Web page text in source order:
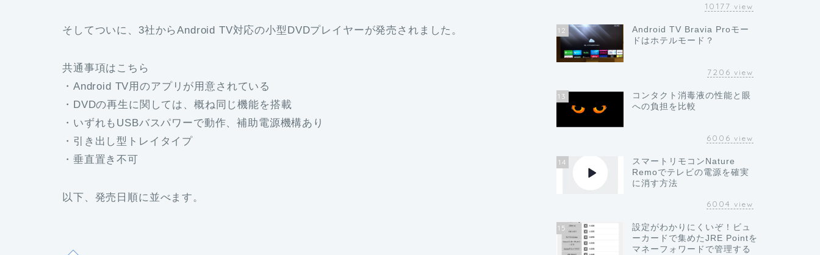
そしてついに、3社からAndroid TV対応の小型DVDプレイヤーが発売されました。
共通事項はこちら
・Android TV用のアプリが用意されている
・DVDの再生に関しては、概ね同じ機能を搭載
・いずれもUSBバスパワーで動作、補助電源機構あり
・引き出し型トレイタイプ
・垂直置き不可
以下、発売日順に並べます。
10177 view
12
Android TV Bravia Proモー
ドはホテルモード？
7206 view
13
コンタクト消毒液の性能と眼
への負担を比較
6006 view
14
スマートリモコンNature
Remoでテレビの電源を確実
に消す方法
6004 view
15
設定がわかりにくいぞ！ビュ
ーカードで集めたJRE Pointを
マネーフォワードで管理する